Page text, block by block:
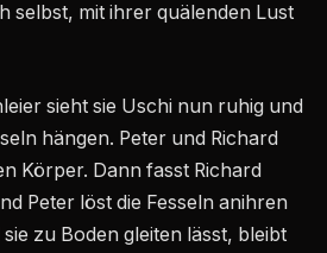
selbst, mit ihrer quälenden Lust
sieht sie Uschi nun ruhig und
hängen. Peter und Richard
Körper. Dann fasst Richard
Peter löst die Fesseln anihren
zu Boden gleiten lässt, bleibt